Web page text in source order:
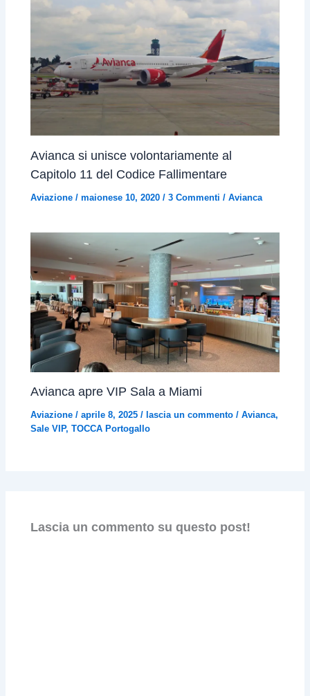
Avianca si unisce volontariamente al
Capitolo 11 del Codice Fallimentare
Aviazione /maionese 10, 2020/3 Commenti /Avianca
Avianca apre VIP Sala a Miami
Aviazione /aprile 8, 2025/ lascia un commento /Avianca,
Sale VIP,TOCCA Portogallo
Lascia un commento su questo post!